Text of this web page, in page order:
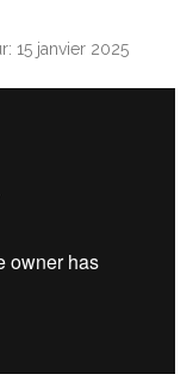
15 janvier 2025